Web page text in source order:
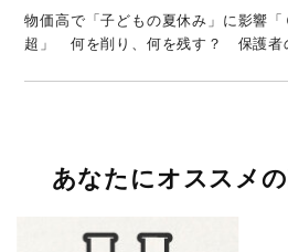
物価高で「子どもの夏休み」に影響「
超」 何を削り、何を残す？ 保護者
あなたにオススメ